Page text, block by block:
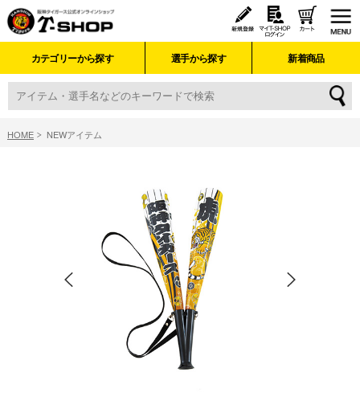
カテゴリーから探す 選手から探す 新着商品
HOME NEWアイテム